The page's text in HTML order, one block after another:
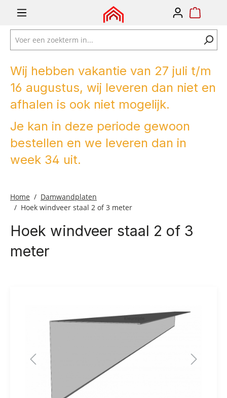
Ga naar de hoofdnavigatie
Wij hebben vakantie van 27 juli t/m
16 augustus, wij leveren dan niet en
afhalen is ook niet mogelijk.
Je kan in deze periode gewoon
bestellen en we leveren dan in
week 34 uit.
Home
Damwandplaten
Hoek windveer staal 2 of 3 meter
Hoek windveer staal 2 of 3
meter